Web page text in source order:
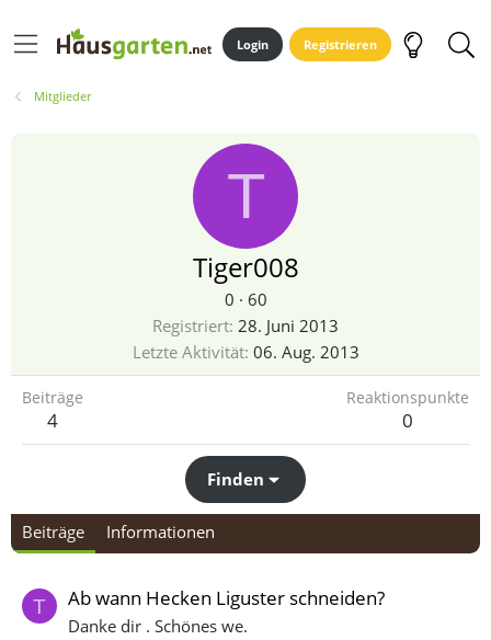
Login Registrieren
Mitglieder
T
Tiger008
0 · 60
Registriert 28. Juni 2013
Letzte Aktivität 06. Aug. 2013
Beiträge
4
Reaktionspunkte
0
Finden
Beiträge Informationen
T Ab wann Hecken Liguster schneiden?
Danke dir . Schönes we.